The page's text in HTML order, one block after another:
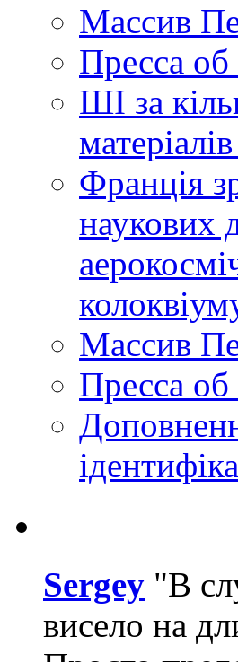
Массив
Пресса
ШІ за
Франція
наукових
Массив
Пресса
Sergey "В
висело на